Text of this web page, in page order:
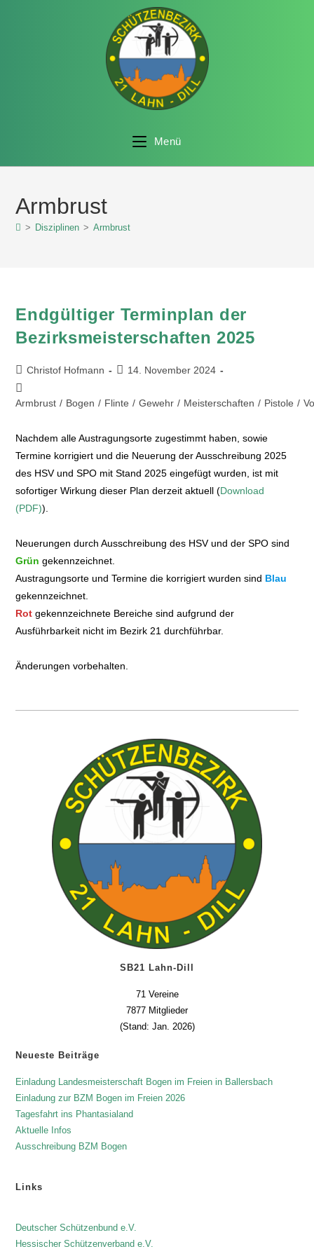
Menü
Armbrust
> Disziplinen > Armbrust
Endgültiger Terminplan der
Bezirksmeisterschaften 2025
Christof Hofmann 14. November 2024
Armbrust / Bogen / Flinte / Gewehr / Meisterschaften / Pistole /
Nachdem alle Austragungsorte zugestimmt haben, sowie
Termine korrigiert und die Neuerung der Ausschreibung 2025
des HSV und SPO mit Stand 2025 eingefügt wurden, ist mit
sofortiger Wirkung dieser Plan derzeit aktuell (Download
(PDF)).
Neuerungen durch Ausschreibung des HSV und der SPO sind
Grüngekennzeichnet.
Austragungsorte und Termine die korrigiert wurden sind Blau
gekennzeichnet.
Rotgekennzeichnete Bereiche sind aufgrund der
Ausführbarkeit nicht im Bezirk 21 durchführbar.
Änderungen vorbehalten.
SB21 Lahn-Dill
71 Vereine
7877 Mitglieder
(Stand: Jan. 2026)
Neueste Beiträge
Einladung Landesmeisterschaft Bogen im Freien in Ballersbach
Einladung zur BZM Bogen im Freien 2026
Tagesfahrt ins Phantasialand
Aktuelle Infos
Ausschreibung BZM Bogen
Links
Deutscher Schützenbund e.V.
Hessischer Schützenverband e.V.